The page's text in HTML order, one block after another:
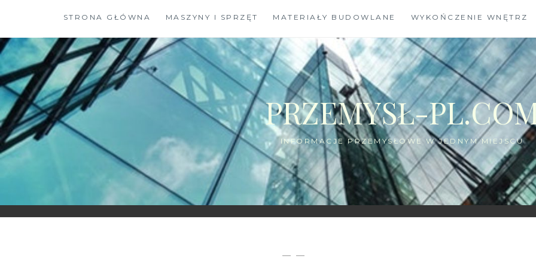
content
STRONA GŁÓWNA MASZYNY I SPRZĘT MATERIAŁY BUDOWLANE WYKOŃCZENIE WNĘTRZ
PRZEMYSŁ-
INFORMACJE PRZEMYSŁOWE W JEDNYM MIEJSCU
— —